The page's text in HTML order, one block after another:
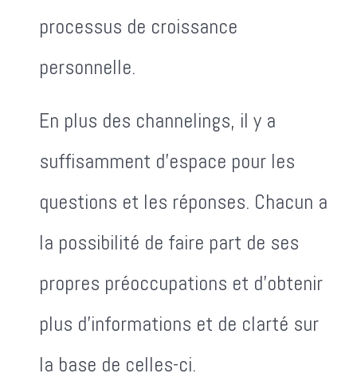
processus de croissance
personnelle.
En plus des channelings, il y a
suffisamment d'espace pour les
questions et les réponses. Chacun a
la possibilité de faire part de ses
propres préoccupations et d'obtenir
plus d'informations et de clarté sur
la base de celles-ci.